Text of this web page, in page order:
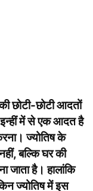
छोटी-छोटी आदतों
में से एक आदत है
ज्योतिष के
बल्कि घर की
जाता है। हालांकि
ज्योतिष में इस